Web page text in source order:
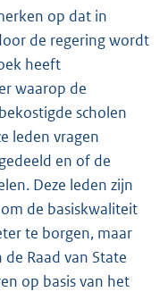
op dat in
de regering wordt
heeft
waarop de
scholen
leden vragen
en of de
Deze leden zijn
de basiskwaliteit
te borgen, maar
Raad van State
op basis van het